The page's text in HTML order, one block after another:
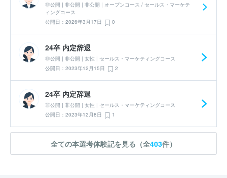
非公開 | 非公開 | 非公開 | オープンコース / セールス・マーケテ
ィングコース
公開日：2026年3月17日
0
24卒 内定辞退
非公開 | 非公開 | 女性 | セールス・マーケティングコース
公開日：2023年12月15日
2
24卒 内定辞退
非公開 | 非公開 | 女性 | セールス・マーケティングコース
公開日：2023年12月8日
1
全ての本選考体験記を見る（全403件）